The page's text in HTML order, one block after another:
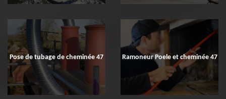
Pose de tubage de cheminée 47 Ramoneur Poele et cheminée 47